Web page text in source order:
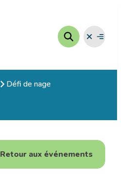
Fermer
le
Ouvrir
le
Défi de nage
Retour aux événements